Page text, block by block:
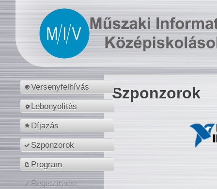
Versenyfelhívás
Lebonyolítás
Díjazás
Szponzorok
Program
Regisztráció
Szponzorok